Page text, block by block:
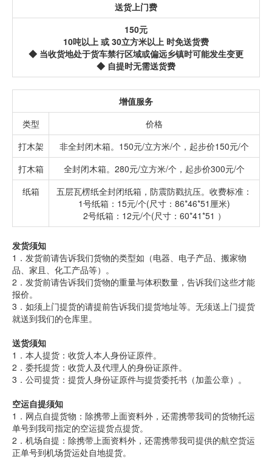
送货上门费
150元
10吨以上 或 30立方米以上 时免送货费
◆ 当收货地处于货车禁行区域或偏远乡镇时可能发生变更
◆ 自提时无需送货费
增值服务
类型
价格
打木架
非全封闭木箱。150元/立方米/个，起步价150元/个
打木箱
全封闭木箱。280元/立方米/个，起步价300元/个
纸箱
五层瓦楞纸全封闭纸箱，防震防戳抗压。收费标准：
1号纸箱：15元/个(尺寸：86*46*51厘米)
2号纸箱：12元/个(尺寸：60*41*51 ）
发货须知
1．发货前请告诉我们货物的类型如（电器、电子产品、搬家物
品、家且、化工产品等）。
2．发货前请告诉我们货物的重量与体积数量，告诉我们这些才能
报价。
3．如须上门提货的请提前告诉我们提货地址等。无须送上门提货
就送到我们的仓库里。
送货须知
1．本人提货：收货人本人身份证原件。
2．委托提货：收货人及代理人的身份证原件。
3．公司提货：提货人身份证原件与提货委托书（加盖公章）。
空运自提须知
1．网点自提货物：除携带上面资料外，还需携带我司的货物托运
单号到我司指定的空运提货点提货。
2．机场自提：除携带上面资料外，还需携带我司提供的航空货运
正单号到机场货运处自地提货。